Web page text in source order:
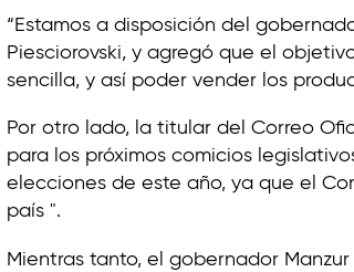
“Estamos a disposición del
Piesciorovski, y agregó que el
sencilla, y así poder vender los
Por otro lado, la titular del Correo
para los próximos comicios
elecciones de este año, ya que el
país ".
Mientras tanto, el gobernador